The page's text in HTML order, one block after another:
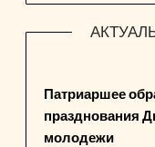
Патриаршее
празднования
молодежи